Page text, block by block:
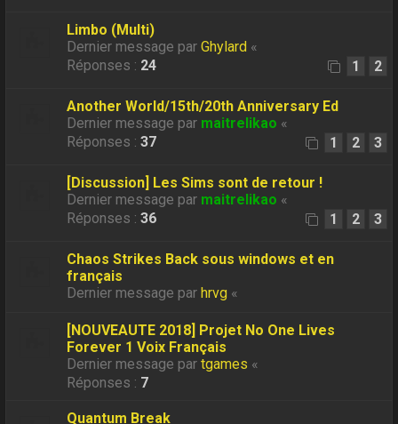
Limbo (Multi)
Dernier message parGhylard «
Réponses : 24 1 2
Another World/15th/20th Anniversary Ed
Dernier message par maitrelikao «
Réponses :37 1 2 3
[Discussion] Les Sims sont de retour !
Dernier message par maitrelikao «
Réponses :36 1 2 3
Chaos Strikes Back sous windows et en
français
Dernier message par hrvg «
[NOUVEAUTE 2018] Projet No One Lives
Forever 1 Voix Français
Dernier message partgames «
Réponses : 7
Quantum Break